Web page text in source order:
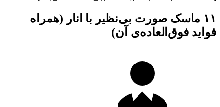
۱۱ ماسک صورت بی‌نظیر با انار (همراه
فواید فوق‌العاده‌ی آن)